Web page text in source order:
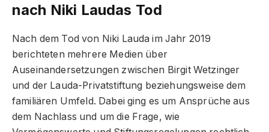
nach Niki Laudas Tod
Nach dem Tod von Niki Lauda im Jahr 2019
berichteten mehrere Medien über
Auseinandersetzungen zwischen Birgit Wetzinger
und der Lauda-Privatstiftung beziehungsweise dem
familiären Umfeld. Dabei ging es um Ansprüche aus
dem Nachlass und um die Frage, wie